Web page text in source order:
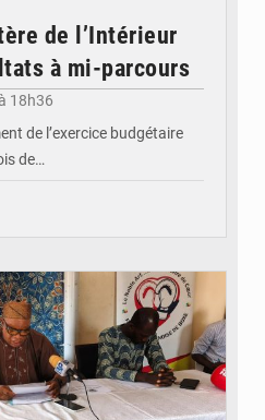
de l’Intérieur
à mi-parcours
18h36
de l’exercice budgétaire
de…